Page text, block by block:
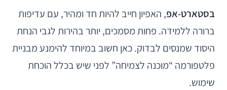
בסטארט-אפ, האפיון חייב להיות חד ומהיר, עם עדיפות
ברורה ללמידה. פחות מסמכים, יותר בהירות לגבי הנחת
היסוד שמנסים לבדוק. כאן חשוב במיוחד להימנע מבניית
פלטפורמה “מוכנה לצמיחה” לפני שיש בכלל הוכחת
שימוש.